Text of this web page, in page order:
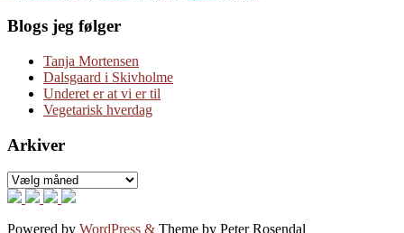
Blogs jeg følger
Tanja Mortensen
Dalsgaard i Skivholme
Underet er at vi er til
Vegetarisk hverdag
Arkiver
Arkiver
Powered by WordPress & Theme by Peter Rosendal